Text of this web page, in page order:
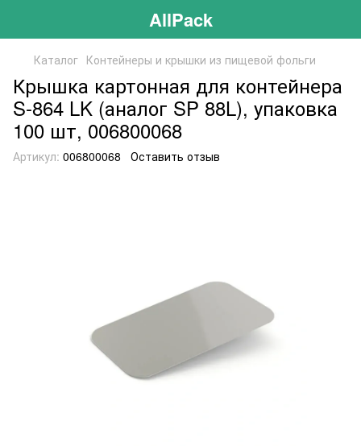
AllPack
Каталог Контейнеры и крышки из пищевой фольги
Крышка картонная для контейнера
S-864 LK (аналог SP 88L), упаковка
100 шт, 006800068
Артикул: 006800068 Оставить отзыв